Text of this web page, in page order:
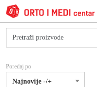
Poredaj po
Najnovije -/+